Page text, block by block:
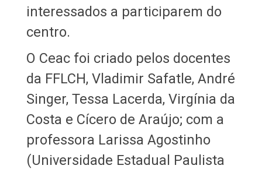
interessados a participarem do
centro.
O Ceac foi criado pelos docentes
da FFLCH, Vladimir Safatle, André
Singer, Tessa Lacerda, Virgínia da
Costa e Cícero de Araújo; com a
professora Larissa Agostinho
(Universidade Estadual Paulista